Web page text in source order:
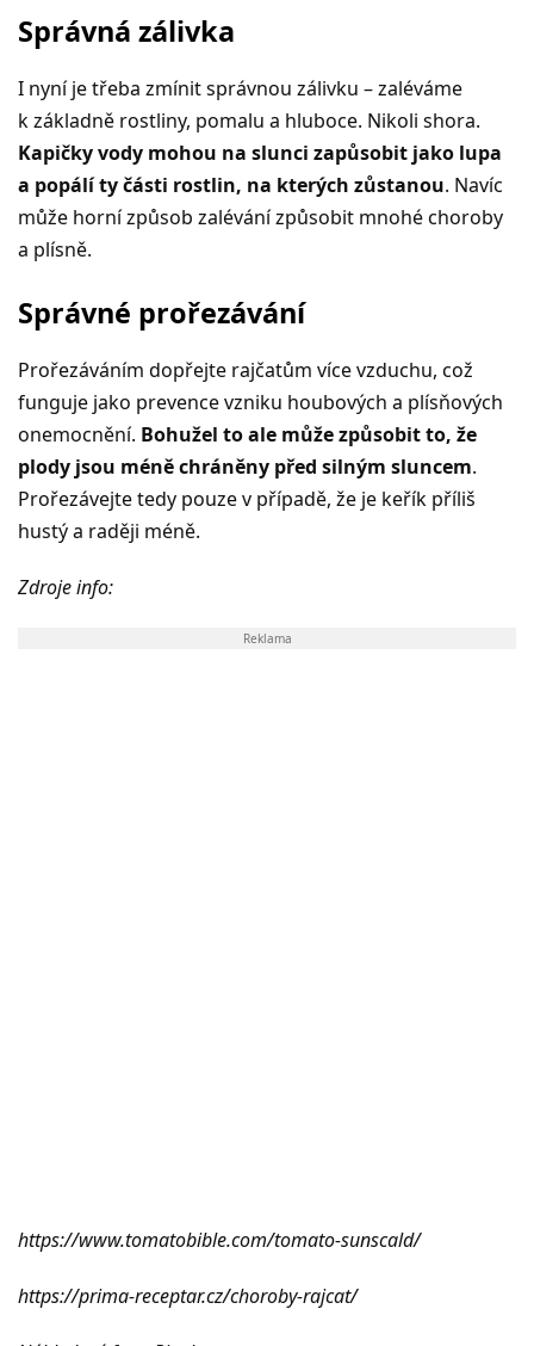
Správná zálivka
I nyní je třeba zmínit správnou zálivku – zaléváme
k základně rostliny, pomalu a hluboce. Nikoli shora.
Kapičky vody mohou na slunci zapůsobit jako lupa
a popálí ty části rostlin, na kterých zůstanou. Navíc
může horní způsob zalévání způsobit mnohé choroby
a plísně.
Správné prořezávání
Prořezáváním dopřejte rajčatům více vzduchu, což
funguje jako prevence vzniku houbových a plísňových
onemocnění. Bohužel to ale může způsobit to, že
plody jsou méně chráněny před silným sluncem.
Prořezávejte tedy pouze v případě, že je keřík příliš
hustý a raději méně.
Zdroje info:
Reklama
https://www.tomatobible.com/tomato-sunscald/
https://prima-receptar.cz/choroby-rajcat/